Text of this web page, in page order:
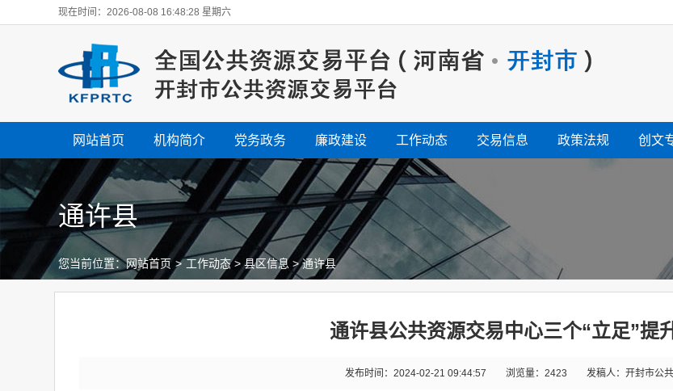
现在时间：2026-08-08 16:48:29 星期六
网站首页 机构简介 党务政务 廉政建设 工作动态 交易信息 政策法规 创文
通许县
您当前位置：网站首页 > 工作动态>县区信息 >通许县
通许县公共资源交易中心三个“立足”提
发布时间：2024-02-21 09:44:57 浏览量： 2423 发稿人：开封市公